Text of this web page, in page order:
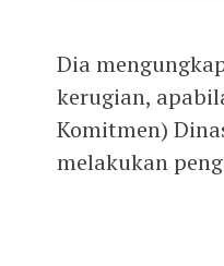
Dia
kerugian,
Komitmen)
melakukan